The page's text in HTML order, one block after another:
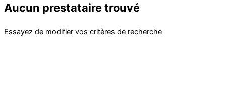
Aucun prestataire trouvé
Essayez de modifier vos critères de recherche